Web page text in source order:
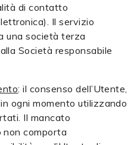
di contatto
Il servizio
una società terza
Società responsabile
: il consenso dell’Utente,
ogni momento utilizzando
Il mancato
non comporta